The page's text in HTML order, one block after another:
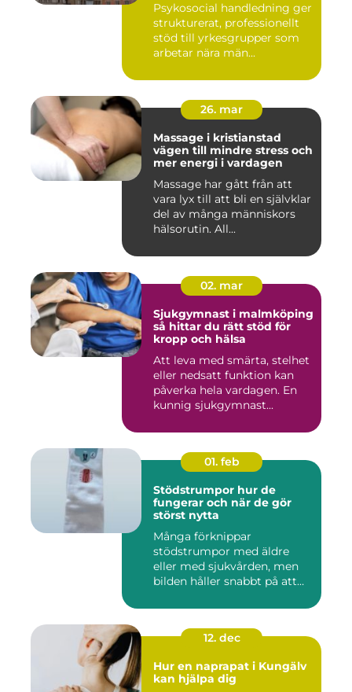
Psykosocial handledning ger
strukturerat, professionellt
stöd till yrkesgrupper som
arbetar nära män...
26. mar
Massage i kristianstad
vägen till mindre stress och
mer energi i vardagen
Massage har gått från att
vara lyx till att bli en självklar
del av många människors
hälsorutin. All...
02. mar
Sjukgymnast i malmköping
så hittar du rätt stöd för
kropp och hälsa
Att leva med smärta, stelhet
eller nedsatt funktion kan
påverka hela vardagen. En
kunnig sjukgymnast...
01. feb
Stödstrumpor hur de
fungerar och när de gör
störst nytta
Många förknippar
stödstrumpor med äldre
eller med sjukvården, men
bilden håller snabbt på att
12. dec
Hur en naprapat i Kungälv
kan hjälpa dig